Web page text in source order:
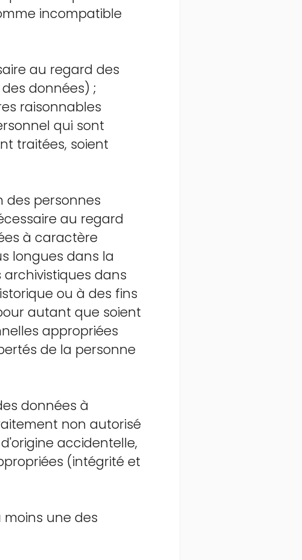
incompatible
au regard des
données) ;
raisonnables
qui sont
traitées, soient
des personnes
au regard
à caractère
longues dans la
dans
ou à des fins
autant que soient
appropriées
de la personne
données à
non autorisé
accidentelle,
(intégrité et
une des